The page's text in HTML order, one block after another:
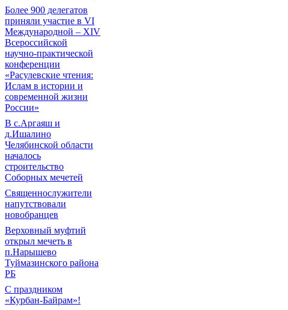
Более 900 делегатов
приняли участие в VI
Международной – ХIV
Всероссийской
научно-практической
конференции
«Расулевские чтения:
Ислам в истории и
современной жизни
России»
В с.Аргаяш и
д.Ишалино
Челябинской области
началось
строительство
Соборных мечетей
Священнослужители
напутствовали
новобранцев
Верховный муфтий
открыл мечеть в
п.Нарышево
Туймазинского района
РБ
С праздником
«Курбан-Байрам»!